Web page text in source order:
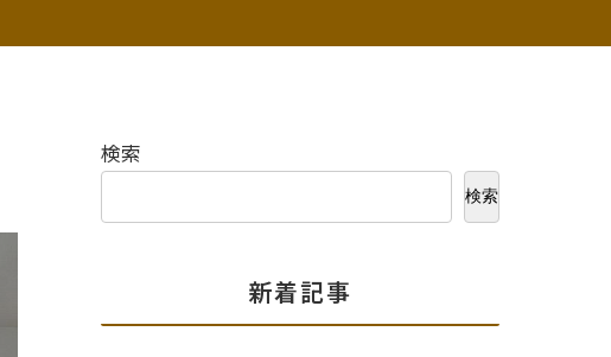
検索
検索
新着記事